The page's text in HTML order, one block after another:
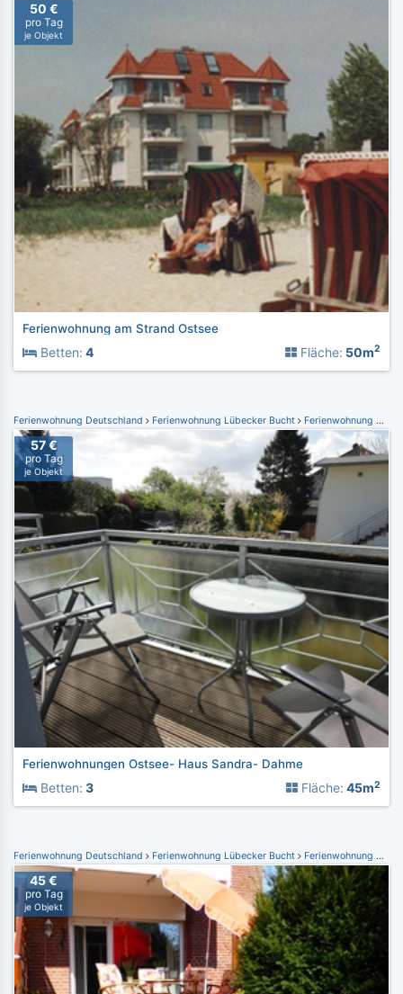
50 €
pro Tag
je Objekt
Ferienwohnung am Strand Ostsee
Betten: 4 Fläche: 50m2
Ferienwohnung Deutschland Ferienwohnung Lübecker Bucht Ferienwohnung Dahme
57 €
pro Tag
je Objekt
Ferienwohnungen Ostsee- Haus Sandra- Dahme
Betten: 3 Fläche: 45m2
Ferienwohnung Deutschland Ferienwohnung Lübecker Bucht Ferienwohnung Grömitz
45 €
pro Tag
je Objekt